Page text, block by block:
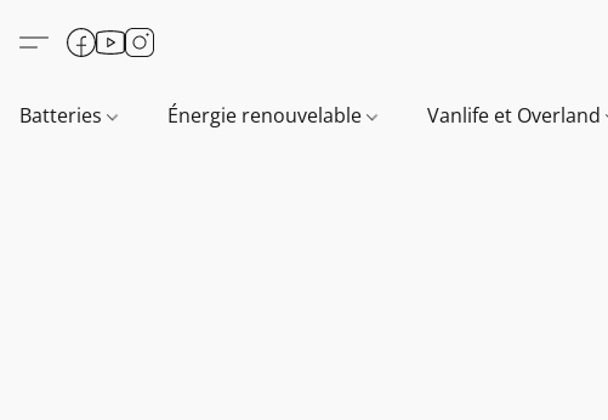
Batteries Énergie renouvelable Vanlife et Overland